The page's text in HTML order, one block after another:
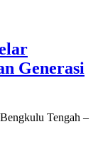
Generasi
Tengah –